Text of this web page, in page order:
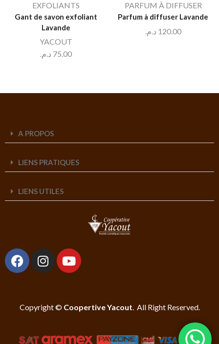
EXFOLIANTS
Gant de savon exfoliant
Lavande
YACOUT
75.00 د.م.
PARFUM À DIFFUSER
Parfum à diffuser Lavande
120.00 د.م.
A PROPOS
LIENS PRATIQUES
LIENS UTILES
Copyright © Coopertive Yacout. All Right Reserved.